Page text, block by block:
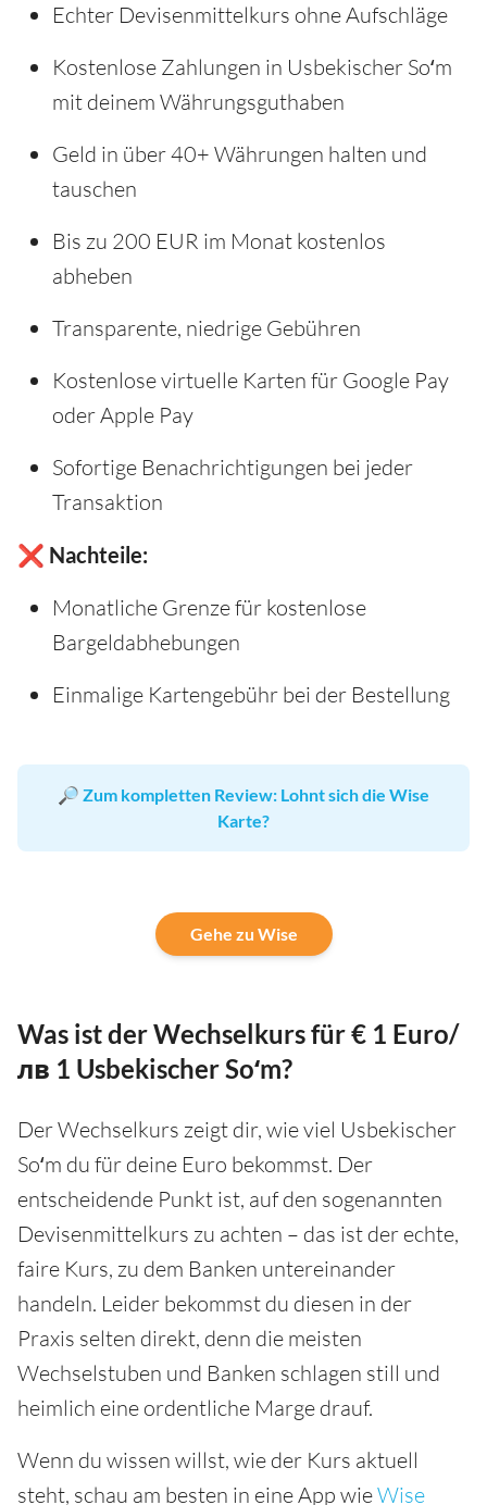
Echter Devisenmittelkurs ohne Aufschläge
Kostenlose Zahlungen in Usbekischer Soʻm
mit deinem Währungsguthaben
Geld in über 40+ Währungen halten und
tauschen
Bis zu 200 EUR im Monat kostenlos
abheben
Transparente, niedrige Gebühren
Kostenlose virtuelle Karten für Google Pay
oder Apple Pay
Sofortige Benachrichtigungen bei jeder
Transaktion
❌ Nachteile:
Monatliche Grenze für kostenlose
Bargeldabhebungen
Einmalige Kartengebühr bei der Bestellung
🔎 Zum kompletten Review: Lohnt sich die Wise
Karte?
Gehe zu Wise
Was ist der Wechselkurs für € 1 Euro/
лв 1 Usbekischer Soʻm?
Der Wechselkurs zeigt dir, wie viel Usbekischer
Soʻm du für deine Euro bekommst. Der
entscheidende Punkt ist, auf den sogenannten
Devisenmittelkurs zu achten – das ist der echte,
faire Kurs, zu dem Banken untereinander
handeln. Leider bekommst du diesen in der
Praxis selten direkt, denn die meisten
Wechselstuben und Banken schlagen still und
heimlich eine ordentliche Marge drauf.
Wenn du wissen willst, wie der Kurs aktuell
steht, schau am besten in eine App wieWise